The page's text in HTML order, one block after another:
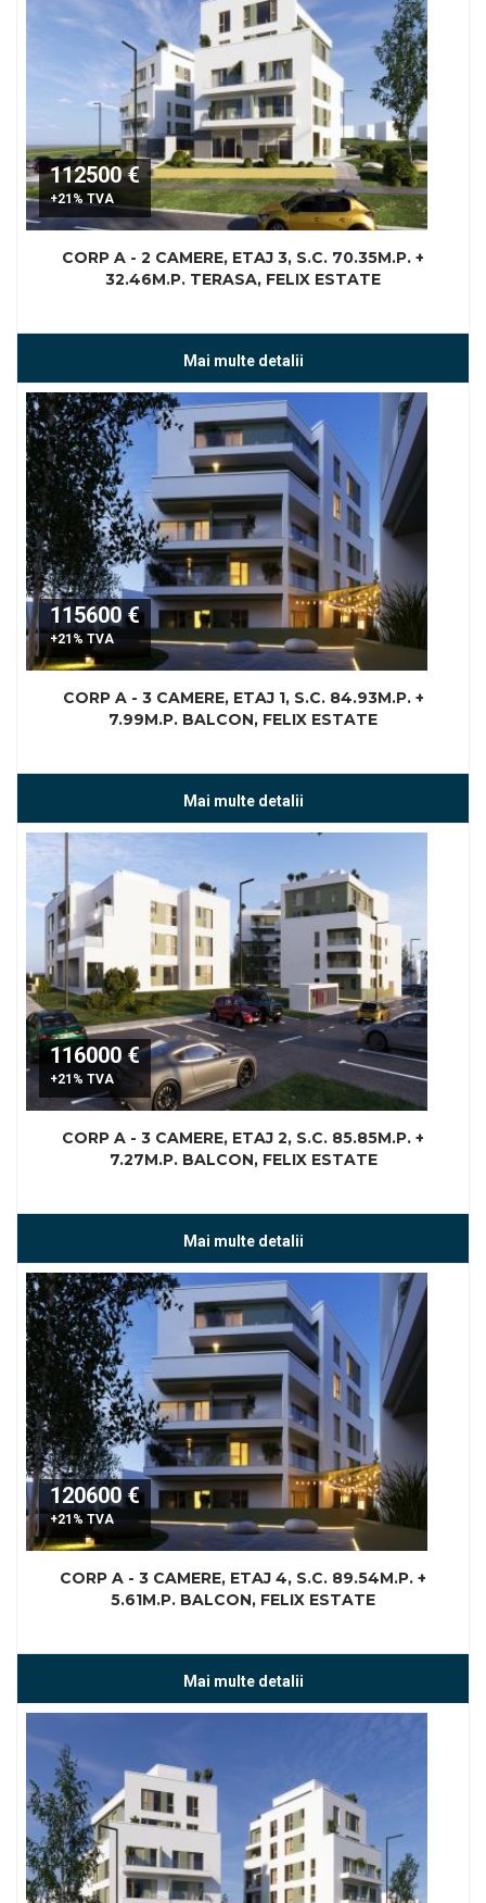
112500 €
+21% TVA
CORP A - 2 CAMERE, ETAJ 3, S.C. 70.35M.P. +
32.46M.P. TERASA, FELIX ESTATE
Mai multe detalii
115600 €
+21% TVA
CORP A - 3 CAMERE, ETAJ 1, S.C. 84.93M.P. +
7.99M.P. BALCON, FELIX ESTATE
Mai multe detalii
116000 €
+21% TVA
CORP A - 3 CAMERE, ETAJ 2, S.C. 85.85M.P. +
7.27M.P. BALCON, FELIX ESTATE
Mai multe detalii
120600 €
+21% TVA
CORP A - 3 CAMERE, ETAJ 4, S.C. 89.54M.P. +
5.61M.P. BALCON, FELIX ESTATE
Mai multe detalii